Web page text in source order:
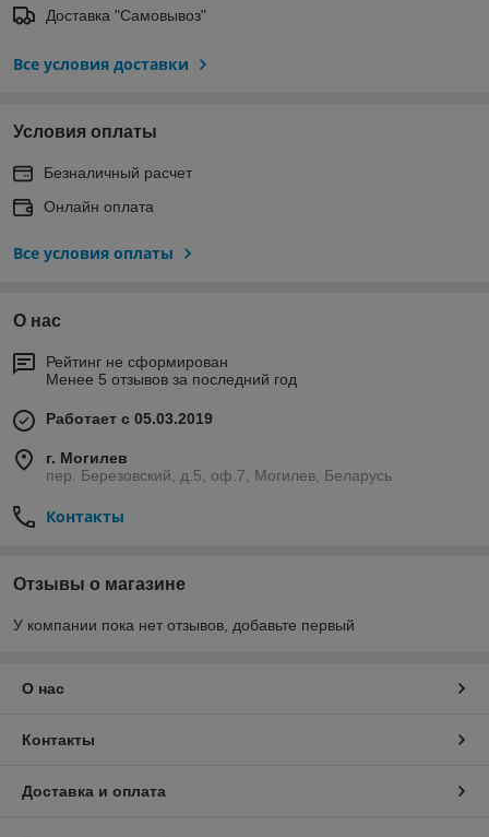
Доставка "Самовывоз"
Все условия доставки
Условия оплаты
Безналичный расчет
Онлайн оплата
Все условия оплаты
О нас
Рейтинг не сформирован
Менее 5 отзывов за последний год
Работает с 05.03.2019
г. Могилев
пер. Березовский, д.5, оф.7, Могилев, Беларусь
Контакты
Отзывы о магазине
У компании пока нет отзывов, добавьте первый
О нас
Контакты
Доставка и оплата